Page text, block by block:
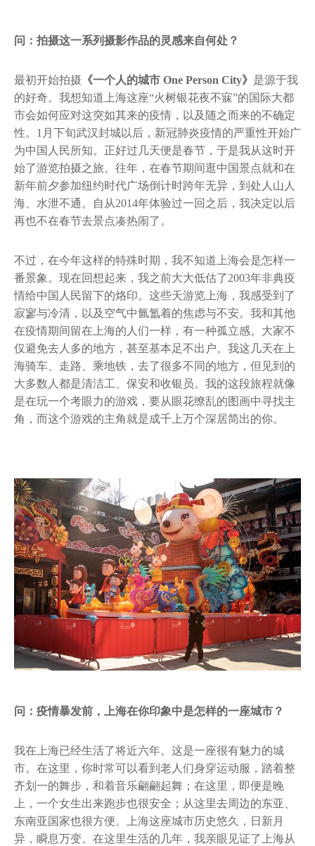
问：拍摄这一系列摄影作品的灵感来自何处？
最初开始拍摄 《一个人的城市 One Person City》 是源于我
的好奇。我想知道上海这座“火树银花夜不寐”的国际大都
市会如何应对这突如其来的疫情，以及随之而来的不确定
性。1月下旬武汉封城以后，新冠肺炎疫情的严重性开始广
为中国人民所知。正好过几天便是春节，于是我从这时开
始了游览拍摄之旅。往年，在春节期间逛中国景点就和在
新年前夕参加纽约时代广场倒计时跨年无异，到处人山人
海、水泄不通。自从2014年体验过一回之后，我决定以后
再也不在春节去景点凑热闹了。
不过，在今年这样的特殊时期，我不知道上海会是怎样一
番景象。现在回想起来，我之前大大低估了2003年非典疫
情给中国人民留下的烙印。这些天游览上海，我感受到了
寂寥与冷清，以及空气中氤氲着的焦虑与不安。我和其他
在疫情期间留在上海的人们一样，有一种孤立感。大家不
仅避免去人多的地方，甚至基本足不出户。我这几天在上
海骑车、走路、乘地铁，去了很多不同的地方，但见到的
大多数人都是清洁工、保安和收银员。我的这段旅程就像
是在玩一个考眼力的游戏，要从眼花缭乱的图画中寻找主
角，而这个游戏的主角就是成千上万个深居简出的你。
问：疫情暴发前，上海在你印象中是怎样的一座城市？
我在上海已经生活了将近六年。这是一座很有魅力的城
市。在这里，你时常可以看到老人们身穿运动服，踏着整
齐划一的舞步，和着音乐翩翩起舞；在这里，即便是晚
上，一个女生出来跑步也很安全；从这里去周边的东亚、
东南亚国家也很方便。上海这座城市历史悠久，日新月
异，瞬息万变。在这里生活的几年，我亲眼见证了上海从